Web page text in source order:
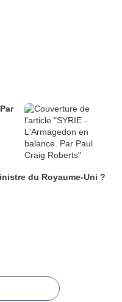
du Royaume-Uni ?